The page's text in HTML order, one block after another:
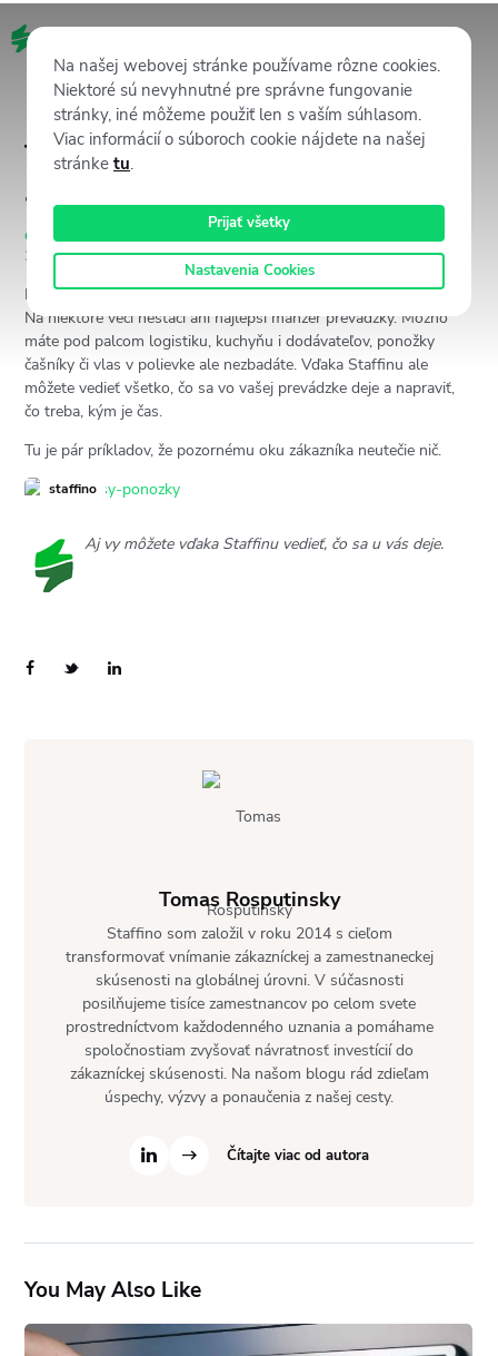
Toto vaši zákazníci u vás vidia
a vy nie
CX v praxi Zákaznícka skúsenosť (CX)
3102 Views Tomas Rosputinsky
Reading Time:< 1 minute
Na niektoré veci nestačí ani najlepší manžér prevádzky. Možno
máte pod palcom logistiku, kuchyňu i dodávateľov, ponožky
čašníky či vlas v polievke ale nezbadáte. Vďaka Staffinu ale
môžete vedieť všetko, čo sa vo vašej prevádzke deje a napraviť,
čo treba, kým je čas.
Tu je pár príkladov, že pozornému oku zákazníka neutečie nič.
staffino
Aj vy môžete vďaka Staffinu vedieť, čo sa u vás deje.
Tomas Rosputinsky
Staffino som založil v roku 2014 s cieľom
transformovať vnímanie zákazníckej a zamestnaneckej
skúsenosti na globálnej úrovni. V súčasnosti
posilňujeme tisíce zamestnancov po celom svete
prostredníctvom každodenného uznania a pomáhame
spoločnostiam zvyšovať návratnosť investícií do
zákazníckej skúsenosti. Na našom blogu rád zdieľam
úspechy, výzvy a ponaučenia z našej cesty.
Čítajte viac od autora
You May Also Like
Na našej webovej stránke používame rôzne cookies.
Niektoré sú nevyhnutné pre správne fungovanie
stránky, iné môžeme použiť len s vaším súhlasom.
Viac informácií o súboroch cookie nájdete na našej
stránke tu.
Prijať všetky
Nastavenia Cookies